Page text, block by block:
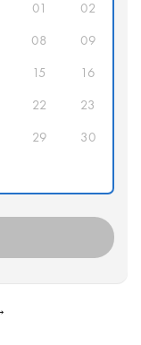
01
02
08
09
15
16
22
23
29
30